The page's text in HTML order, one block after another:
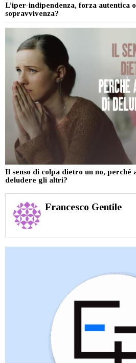
L’iper-indipendenza, forza autentica
sopravvivenza?
Il senso di colpa dietro un no, perché
deludere gli altri?
Francesco Gentile